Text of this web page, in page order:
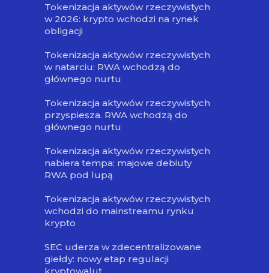
Tokenizacja aktywów rzeczywistych
w 2026: krypto wchodzi na rynek
obligacji
Tokenizacja aktywów rzeczywistych
w natarciu: RWA wchodzą do
głównego nurtu
Tokenizacja aktywów rzeczywistych
przyspiesza. RWA wchodzą do
głównego nurtu
Tokenizacja aktywów rzeczywistych
nabiera tempa: majowe debiuty
RWA pod lupą
Tokenizacja aktywów rzeczywistych
wchodzi do mainstreamu rynku
krypto
SEC uderza w zdecentralizowane
giełdy: nowy etap regulacji